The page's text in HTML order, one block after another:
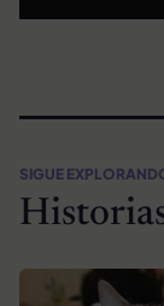
SIGUE